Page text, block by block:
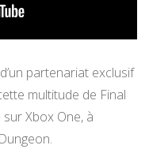
partenariat exclusif
multitude de Final
Xbox One, à